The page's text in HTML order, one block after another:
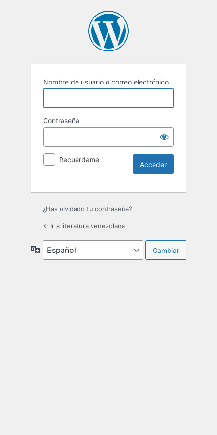
Nombre de usuario o correo electrónico
Contraseña
Recuérdame
¿Has olvidado tu contraseña?
← Ir a literatura venezolana
Idioma